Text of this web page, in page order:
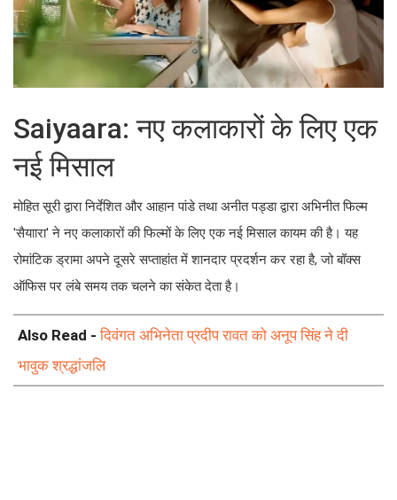
Saiyaara: नए कलाकारों के लिए एक
नई मिसाल
मोहित सूरी द्वारा निर्देशित और आहान पांडे तथा अनीत पड्डा द्वारा अभिनीत फिल्म
'सैयाारा' ने नए कलाकारों की फिल्मों के लिए एक नई मिसाल कायम की है। यह
रोमांटिक ड्रामा अपने दूसरे सप्ताहांत में शानदार प्रदर्शन कर रहा है, जो बॉक्स
ऑफिस पर लंबे समय तक चलने का संकेत देता है।
Also Read -दिवंगत अभिनेता प्रदीप रावत को अनूप सिंह ने दी
भावुक श्रद्धांजलि